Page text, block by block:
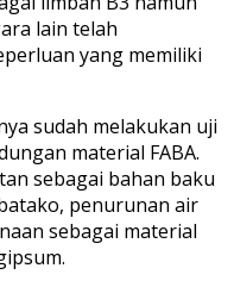
lain telah
yang memiliki
sudah melakukan uji
material FABA.
sebagai bahan baku
penurunan air
sebagai material